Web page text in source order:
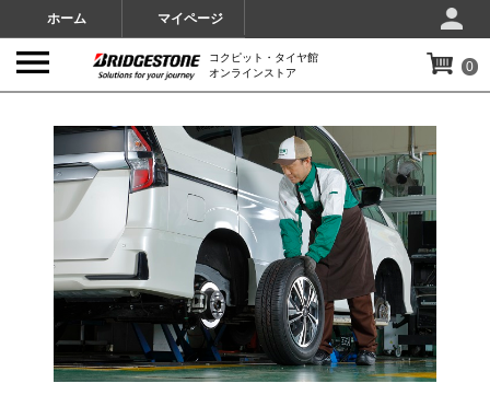
ホーム マイページ
コクピット・タイヤ館
オンラインストア
0